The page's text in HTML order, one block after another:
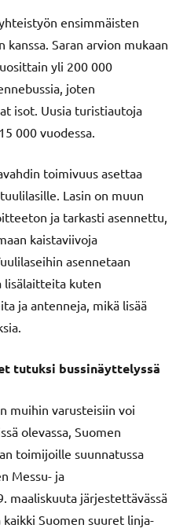
ensimmäisten
Saran arvion mukaan
yli 200 000
joten
isot. Uusia turistiautoja
000 vuodessa.
toimivuus asettaa
Lasin on muun
ja tarkasti asennettu,
kaistaviivoja
asennetaan
lisälaitteita kuten
ja antenneja, mikä lisää
tutuksi bussinäyttelyssä
muihin varusteisiin voi
olevassa, Suomen
toimijoille suunnatussa
Messu- ja
maaliskuuta järjestettävässä
Suomen suuret linja-